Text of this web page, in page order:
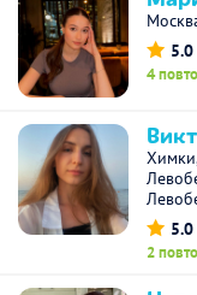
5.0
4
5.0
2